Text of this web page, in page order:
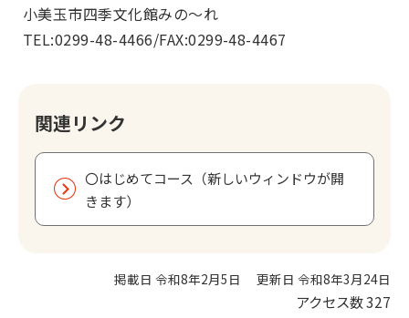
小美玉市四季文化館みの～れ
TEL:0299-48-4466/FAX:0299-48-4467
関連リンク
〇はじめてコース（新しいウィンドウが開
きます）
掲載日 令和8年2月5日 更新日 令和8年3月24日
アクセス数327